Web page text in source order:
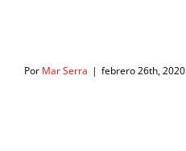
Por Mar Serra | febrero 26th, 2020